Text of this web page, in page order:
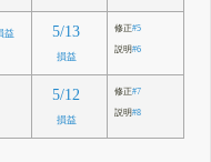
益 5/13
損益
修正#5
説明#6
5/12
損益
修正#7
説明#8